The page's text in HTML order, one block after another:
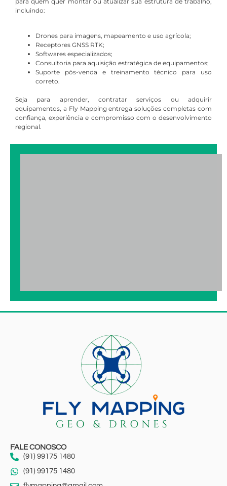
incluindo:
Drones para imagens, mapeamento e uso agrícola;
Receptores GNSS RTK;
Softwares especializados;
Consultoria para aquisição estratégica de equipamentos;
Suporte pós-venda e treinamento técnico para uso
correto.
Seja para aprender, contratar serviços ou adquirir
equipamentos, a Fly Mapping entrega soluções completas com
confiança, experiência e compromisso com o desenvolvimento
regional.
FALE CONOSCO
(91) 99175 1480
(91) 99175 1480